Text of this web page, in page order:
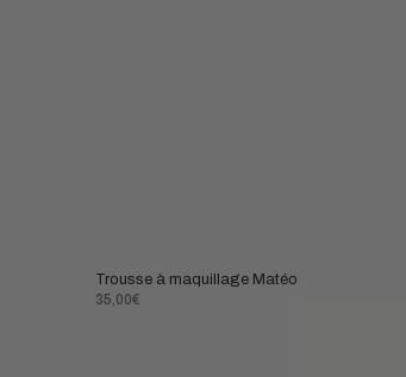
Trousse à maquillage Matéo
Prix
35,00€